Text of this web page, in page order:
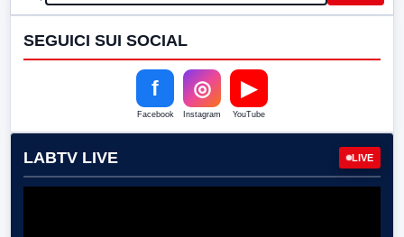
SEGUICI SUI SOCIAL
f
Facebook
◎
Instagram
▶
YouTube
LABTV LIVE LIVE